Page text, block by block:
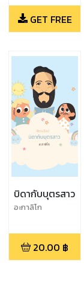
GET FREE
บิดากับบุตรสาว
อะกาลิโก
20.00 ฿